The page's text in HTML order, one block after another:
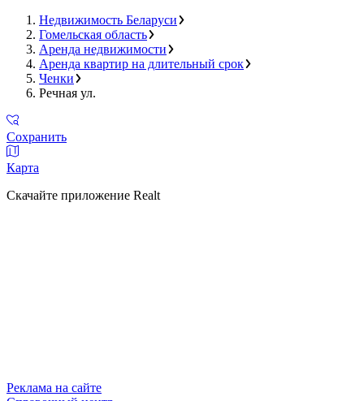
Недвижимость Беларуси
Гомельская область
Аренда недвижимости
Аренда квартир на длительный срок
Ченки
Речная ул.
Сохранить
Карта
Скачайте приложение Realt
Реклама на сайте